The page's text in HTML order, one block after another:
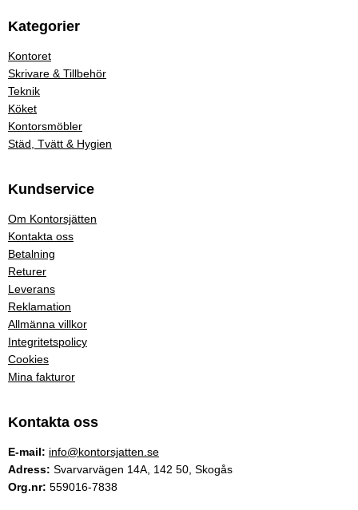
Kategorier
Kontoret
Skrivare & Tillbehör
Teknik
Köket
Kontorsmöbler
Städ, Tvätt & Hygien
Kundservice
Om Kontorsjätten
Kontakta oss
Betalning
Returer
Leverans
Reklamation
Allmänna villkor
Integritetspolicy
Cookies
Mina fakturor
Kontakta oss
E-mail: info@kontorsjatten.se
Adress: Svarvarvägen 14A, 142 50, Skogås
Org.nr: 559016-7838